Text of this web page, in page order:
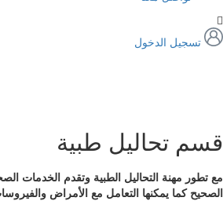
تسجيل الدخول
قسم تحاليل طبية
مع تطور مهنة التحاليل الطبية وتقدم الخدمات
الصحيح كما يمكنها التعامل مع الأمراض